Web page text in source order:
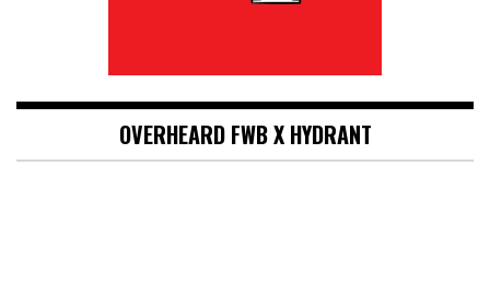
OVERHEARD FWB X HYDRANT